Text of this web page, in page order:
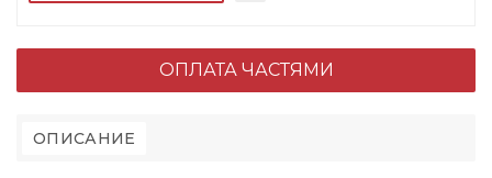
ОПЛАТА ЧАСТЯМИ
ОПИСАНИЕ